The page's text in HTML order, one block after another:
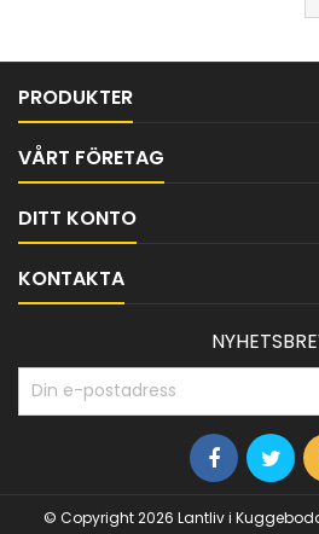
PRODUKTER
VÅRT FÖRETAG
DITT KONTO
KONTAKTA
© Copyright 2026 Lantliv i